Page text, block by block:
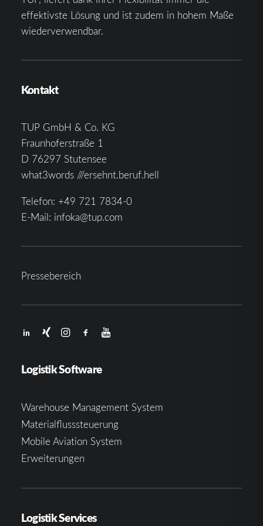
effektivste Lösung und ist zudem in hohem Maße
wiederverwendbar.
Kontakt
TUP GmbH & Co. KG
Fraunhoferstraße 1
D 76297 Stutensee
what3words ///ersehnt.beruf.hell
Telefon: +49 721 7834-0
E-Mail: infoka@tup.com
Pressebereich
Logistik Software
Warehouse Management System
Materialflusssteuerung
Mobile Aviation System
Erweiterungen
Logistik Services